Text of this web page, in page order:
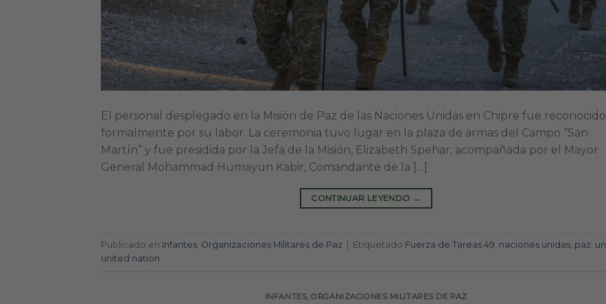
El personal desplegado en la Misión de Paz de las Naciones Unidas en Chipre fue reconocido
formalmente por su labor. La ceremonia tuvo lugar en la plaza de armas del Campo “San
Martín” y fue presidida por la Jefa de la Misión, Elizabeth Spehar, acompañada por el Mayor
General Mohammad Humayun Kabir, Comandante de la […]
CONTINUAR LEYENDO →
Publicado en Infantes Organizaciones Militares de Paz Etiquetado Fuerza de Tareas 49 naciones unidas paz un
united nation
INFANTES ,ORGANIZACIONES MILITARES DE PAZ